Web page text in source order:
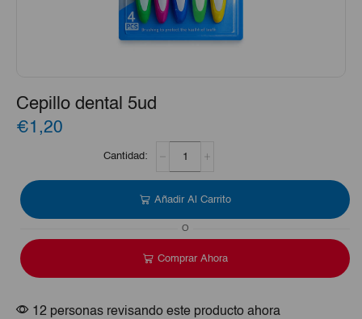
Cepillo dental 5ud
€1,20
Añadir Al Carrito
O
Comprar Ahora
12 personas revisando este producto ahora